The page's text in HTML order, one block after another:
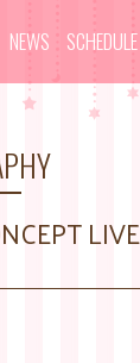
NEWS SCHEDULE